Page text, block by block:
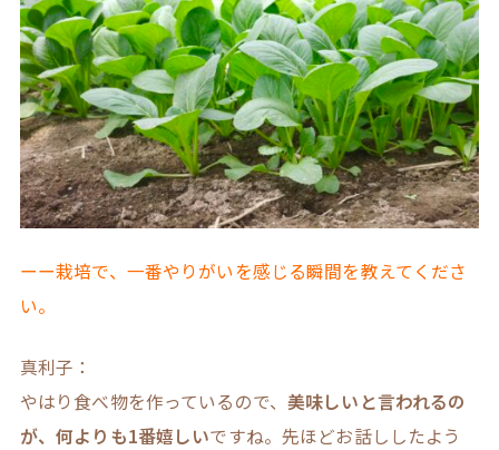
ーー栽培で、一番やりがいを感じる瞬間を教えてくださ
い。
真利子：
やはり食べ物を作っているので、美味しいと言われるの
が、何よりも1番嬉しいですね。先ほどお話ししたよう